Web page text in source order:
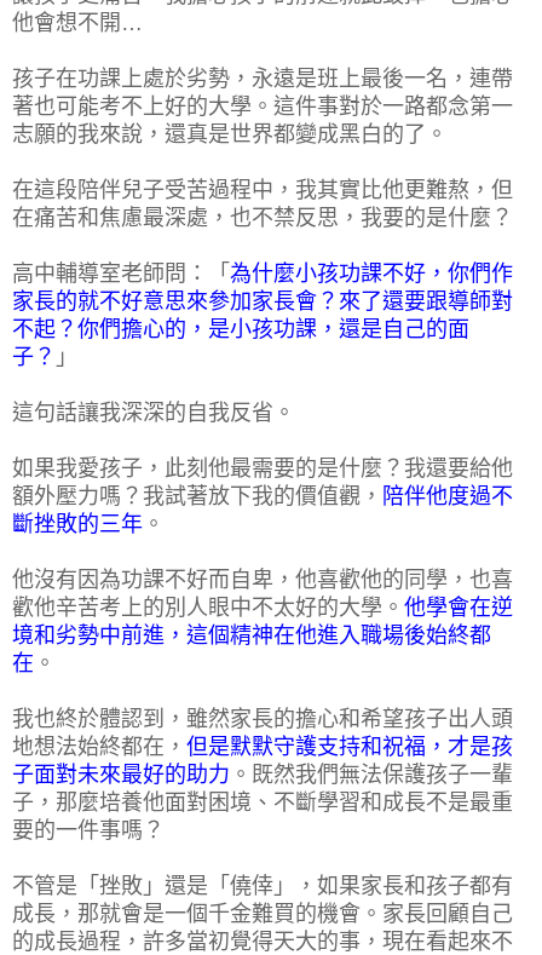
他會想不開…
孩子在功課上處於劣勢，永遠是班上最後一名，連帶
著也可能考不上好的大學。這件事對於一路都念第一
志願的我來說，還真是世界都變成黑白的了。
在這段陪伴兒子受苦過程中，我其實比他更難熬，但
在痛苦和焦慮最深處，也不禁反思，我要的是什麼？
高中輔導室老師問：「 為什麼小孩功課不好，你們作
家長的就不好意思來參加家長會？來了還要跟導師對
不起？你們擔心的，是小孩功課，還是自己的面
子？ 」
這句話讓我深深的自我反省。
如果我愛孩子，此刻他最需要的是什麼？我還要給他
額外壓力嗎？我試著放下我的價值觀， 陪伴他度過不
斷挫敗的三年 。
他沒有因為功課不好而自卑，他喜歡他的同學，也喜
歡他辛苦考上的別人眼中不太好的大學。 他學會在逆
境和劣勢中前進，這個精神在他進入職場後始終都
在 。
我也終於體認到，雖然家長的擔心和希望孩子出人頭
地想法始終都在， 但是默默守護支持和祝福，才是孩
子面對未來最好的助力 。既然我們無法保護孩子一輩
子，那麼培養他面對困境、不斷學習和成長不是最重
要的一件事嗎？
不管是「挫敗」還是「僥倖」，如果家長和孩子都有
成長，那就會是一個千金難買的機會。家長回顧自己
的成長過程，許多當初覺得天大的事，現在看起來不